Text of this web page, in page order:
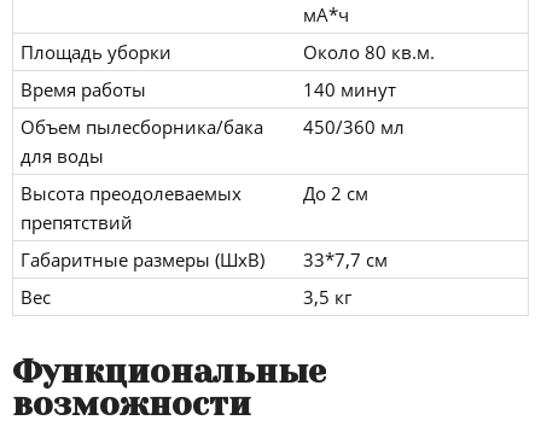
мА*ч
Площадь уборки
Около 80 кв.м.
Время работы
140 минут
Объем пылесборника/бака
для воды
450/360 мл
Высота преодолеваемых
препятствий
До 2 см
Габаритные размеры (ШхВ)
33*7,7 см
Вес
3,5 кг
Функциональные
возможности